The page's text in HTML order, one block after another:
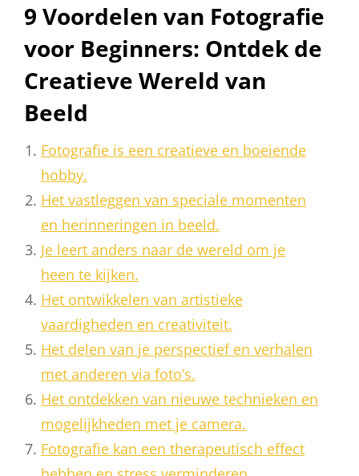
9 Voordelen van Fotografie
voor Beginners: Ontdek de
Creatieve Wereld van
Beeld
Fotografie is een creatieve en boeiende
hobby.
Het vastleggen van speciale momenten
en herinneringen in beeld.
Je leert anders naar de wereld om je
heen te kijken.
Het ontwikkelen van artistieke
vaardigheden en creativiteit.
Het delen van je perspectief en verhalen
met anderen via foto’s.
Het ontdekken van nieuwe technieken en
mogelijkheden met je camera.
Fotografie kan een therapeutisch effect